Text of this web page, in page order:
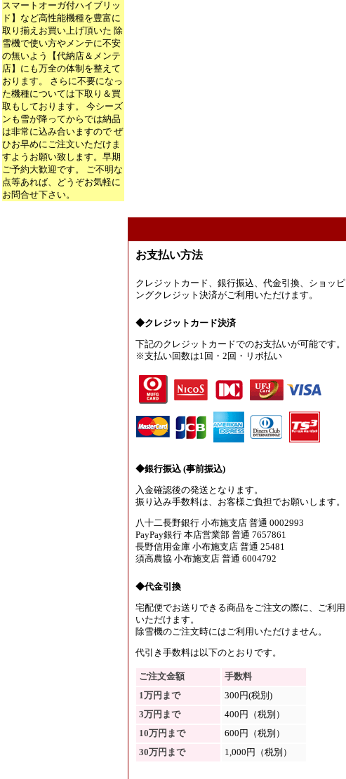
スマートオーガ付ハイブリッ
ド】など高性能機種を豊富に
取り揃えお買い上げ頂いた 除
雪機で使い方やメンテに不安
の無いよう【代納店＆メンテ
店】にも万全の体制を整えて
おります。 さらに不要になっ
た機種については下取り＆買
取もしております。 今シーズ
ンも雪が降ってからでは納品
は非常に込み合いますので ぜ
ひお早めにご注文いただけま
すようお願い致します。早期
ご予約大歓迎です。 ご不明な
点等あれば、どうぞお気軽に
お問合せ下さい。
お支払い方法
クレジットカード、銀行振込、代金引換、ショッピ
ングクレジット決済がご利用いただけます。
◆クレジットカード決済
下記のクレジットカードでのお支払いが可能です。
※支払い回数は1回・2回・リボ払い
◆銀行振込 (事前振込)
入金確認後の発送となります。
振り込み手数料は、お客様ご負担でお願いします。
八十二長野銀行 小布施支店 普通 0002993
PayPay銀行 本店営業部 普通 7657861
長野信用金庫 小布施支店 普通 25481
須高農協 小布施支店 普通 6004792
◆代金引換
宅配便でお送りできる商品をご注文の際に、ご利用
いただけます。
除雪機のご注文時にはご利用いただけません。
代引き手数料は以下のとおりです。
ご注文金額
手数料
1万円まで
300円(税別)
3万円まで
400円（税別）
10万円まで
600円（税別）
30万円まで
1,000円（税別）